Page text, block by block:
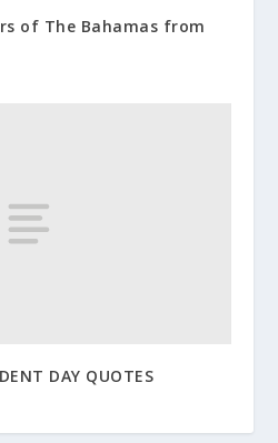
of The Bahamas from
DAY QUOTES